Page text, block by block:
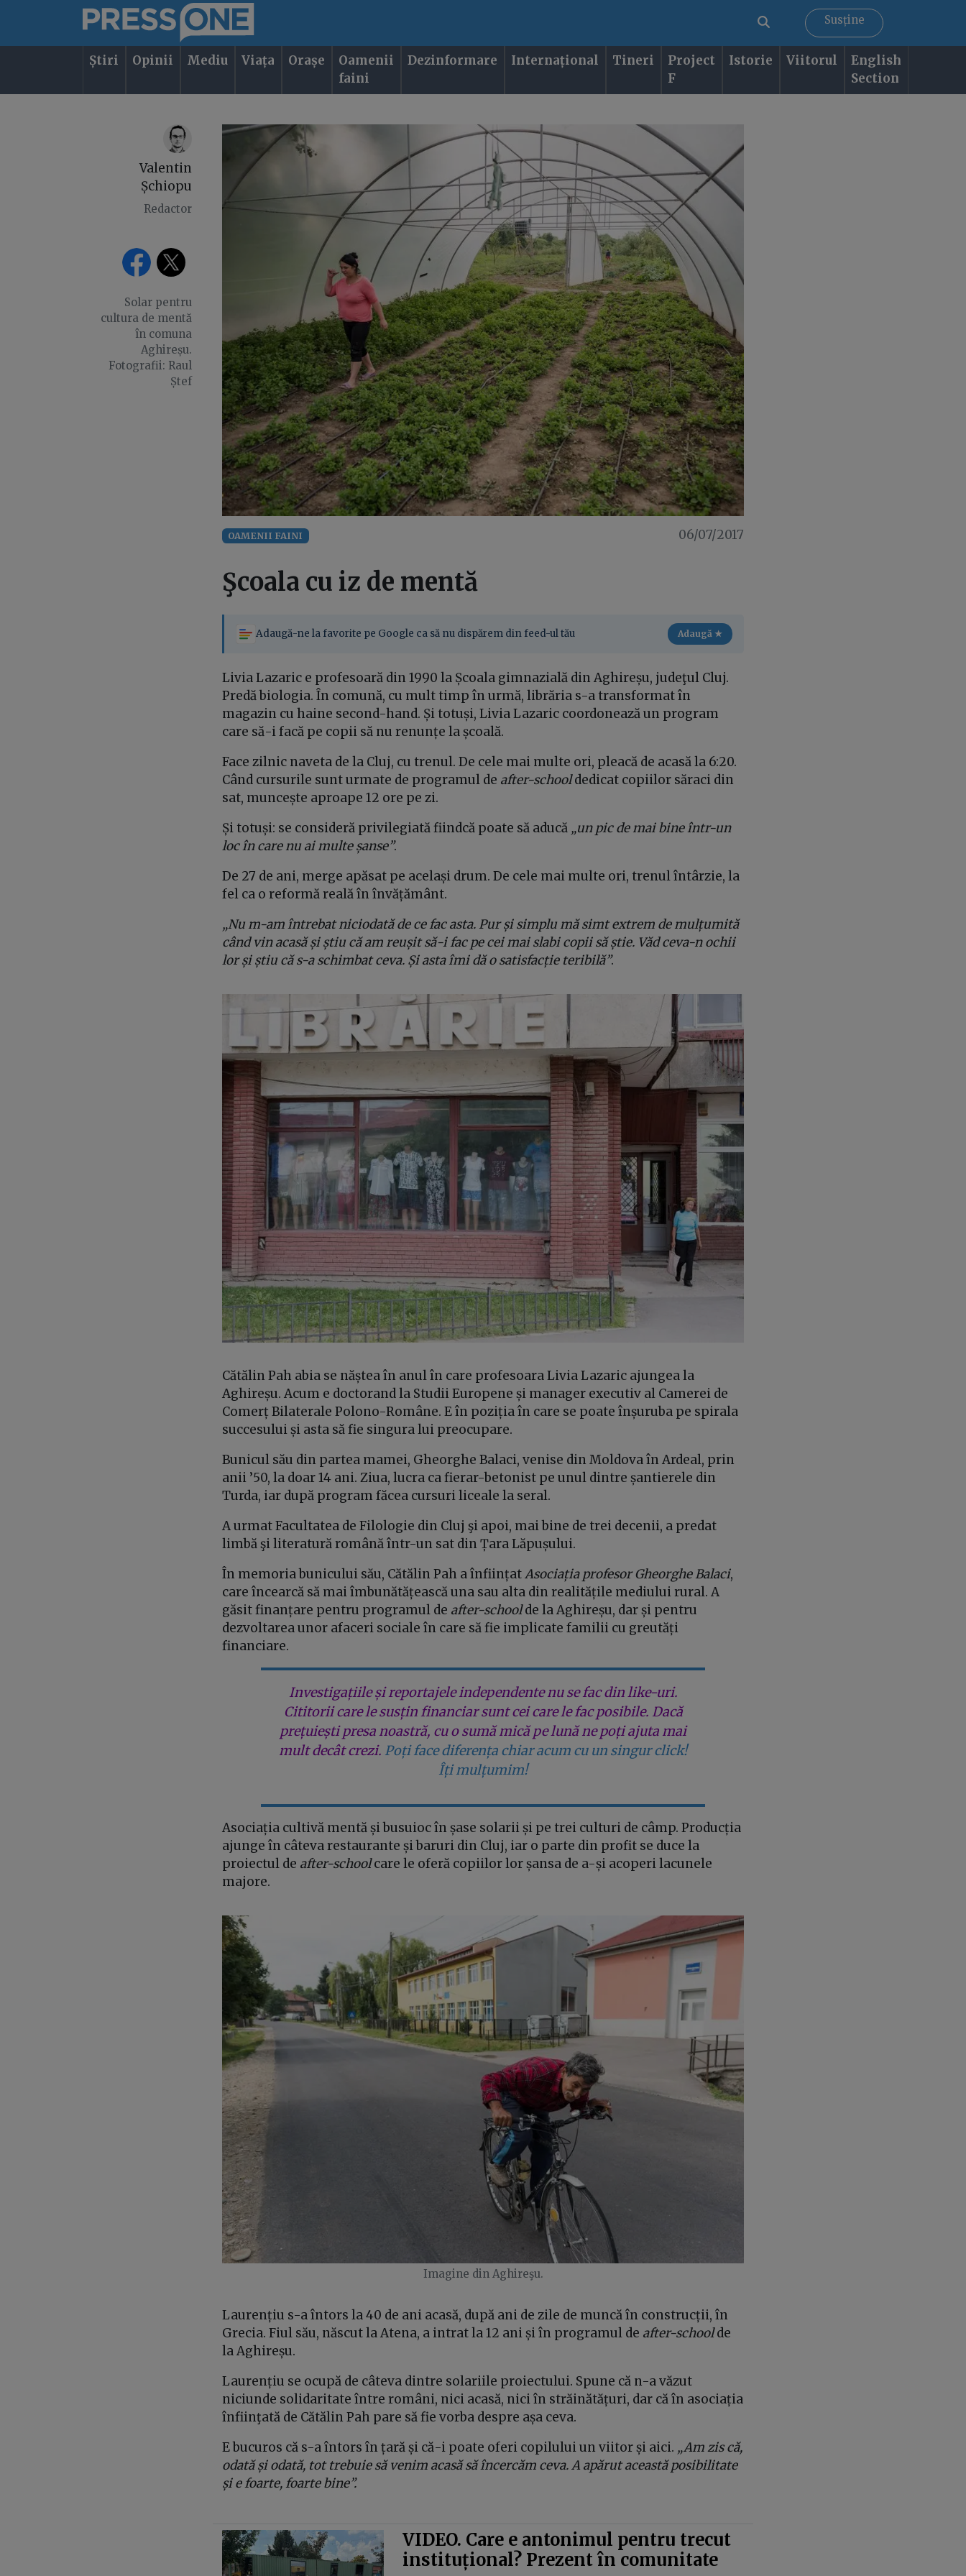
Susține
Știri Opinii Mediu Viața Orașe
Oamenii
faini
Dezinformare Internațional Tineri
Project
F
Istorie Viitorul
English
Section
Valentin
Șchiopu
Redactor
Solar pentru
cultura de mentă
în comuna
Aghireșu.
Fotografii: Raul
Ștef
OAMENII FAINI 06/07/2017
Şcoala cu iz de mentă
Adaugă-ne la favorite pe Google ca să nu dispărem din feed-ul tău Adaugă ★
Livia Lazaric e profesoară din 1990 la Școala gimnazială din Aghireșu, judeţul Cluj.
Predă biologia. În comună, cu mult timp în urmă, librăria s-a transformat în
magazin cu haine second-hand. Și totuși, Livia Lazaric coordonează un program
care să-i facă pe copii să nu renunțe la școală.
Face zilnic naveta de la Cluj, cu trenul. De cele mai multe ori, pleacă de acasă la 6:20.
Când cursurile sunt urmate de programul de after-schooldedicat copiilor săraci din
sat, muncește aproape 12 ore pe zi.
Și totuși: se consideră privilegiată fiindcă poate să aducă „un pic de mai bine într-un
loc în care nu ai multe șanse”.
De 27 de ani, merge apăsat pe același drum. De cele mai multe ori, trenul întârzie, la
fel ca o reformă reală în învățământ.
„Nu m-am întrebat niciodată de ce fac asta. Pur și simplu mă simt extrem de mulțumită
când vin acasă și știu că am reușit să-i fac pe cei mai slabi copii să știe. Văd ceva-n ochii
lor și știu că s-a schimbat ceva. Și asta îmi dă o satisfacție teribilă”.
Cătălin Pah abia se năștea în anul în care profesoara Livia Lazaric ajungea la
Aghireșu. Acum e doctorand la Studii Europene și manager executiv al Camerei de
Comerț Bilaterale Polono-Române. E în poziția în care se poate înșuruba pe spirala
succesului și asta să fie singura lui preocupare.
Bunicul său din partea mamei, Gheorghe Balaci, venise din Moldova în Ardeal, prin
anii ’50, la doar 14 ani. Ziua, lucra ca fierar-betonist pe unul dintre șantierele din
Turda, iar după program făcea cursuri liceale la seral.
A urmat Facultatea de Filologie din Cluj şi apoi, mai bine de trei decenii, a predat
limbă şi literatură română într-un sat din Țara Lăpușului.
În memoria bunicului său, Cătălin Pah a înființatAsociația profesor Gheorghe Balaci,
care încearcă să mai îmbunătățească una sau alta din realitățile mediului rural. A
găsit finanțare pentru programul de after-schoolde la Aghireșu, dar și pentru
dezvoltarea unor afaceri sociale în care să fie implicate familii cu greutăți
financiare.
Investigațiile și reportajele independente nu se fac din like-uri.
Cititorii care le susțin financiar sunt cei care le fac posibile. Dacă
prețuiești presa noastră, cu o sumă mică pe lună ne poți ajuta mai
mult decât crezi. Poți face diferența chiar acum cu un singur click!
Îți mulțumim!
Asociația cultivă mentă și busuioc în șase solarii și pe trei culturi de câmp. Producția
ajunge în câteva restaurante și baruri din Cluj, iar o parte din profit se duce la
proiectul de after-schoolcare le oferă copiilor lor șansa de a-și acoperi lacunele
majore.
Imagine din Aghireşu.
Laurențiu s-a întors la 40 de ani acasă, după ani de zile de muncă în construcții, în
Grecia. Fiul său, născut la Atena, a intrat la 12 ani și în programul de after-schoolde
la Aghireșu.
Laurențiu se ocupă de câteva dintre solariile proiectului. Spune că n-a văzut
niciunde solidaritate între români, nici acasă, nici în străinătățuri, dar că în asociația
înfiinţată de Cătălin Pah pare să fie vorba despre așa ceva.
E bucuros că s-a întors în țară și că-i poate oferi copilului un viitor și aici. „Am zis că,
odată și odată, tot trebuie să venim acasă să încercăm ceva. A apărut această posibilitate
și e foarte, foarte bine”.
VIDEO. Care e antonimul pentru trecut
instituțional? Prezent în comunitate